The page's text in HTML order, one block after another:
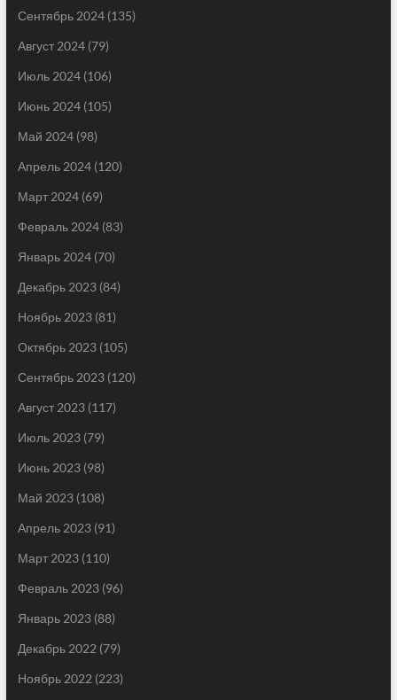
Сентябрь 2024(135)
Август 2024(79)
Июль 2024(106)
Июнь 2024(105)
Май 2024(98)
Апрель 2024(120)
Март 2024(69)
Февраль 2024(83)
Январь 2024(70)
Декабрь 2023(84)
Ноябрь 2023(81)
Октябрь 2023(105)
Сентябрь 2023(120)
Август 2023(117)
Июль 2023(79)
Июнь 2023(98)
Май 2023(108)
Апрель 2023(91)
Март 2023(110)
Февраль 2023(96)
Январь 2023(88)
Декабрь 2022 (79)
Ноябрь 2022 (223)